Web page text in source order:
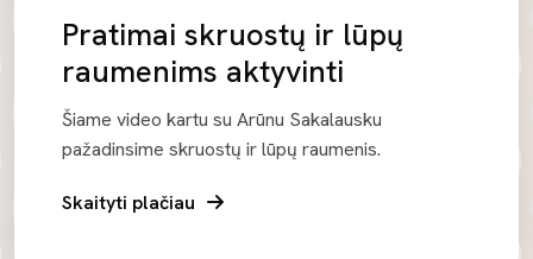
Pratimai skruostų ir lūpų
raumenims aktyvinti
Šiame video kartu su Arūnu Sakalausku
pažadinsime skruostų ir lūpų raumenis.
Skaityti plačiau